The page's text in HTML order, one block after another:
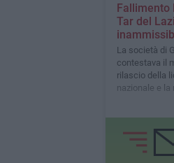
Fallimento
Tar del
La società di
contestava il
rilascio della
nazionale e la